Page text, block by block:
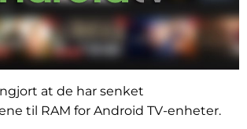
at de har senket
til RAM for Android TV-enheter.